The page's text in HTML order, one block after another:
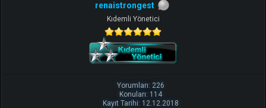
renaistrongest
Kıdemli Yönetici
Yorumları: 226
Konuları: 114
Kayıt Tarihi: 12.12.2018